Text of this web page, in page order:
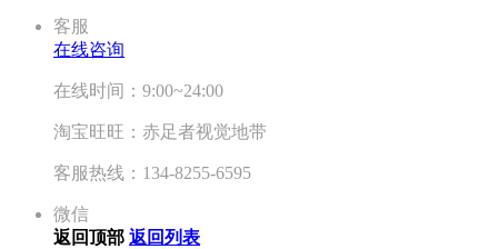
客服
在线咨询
在线时间：9:00~24:00
淘宝旺旺：赤足者视觉地带
客服热线：134-8255-6595
微信
返回顶部 返回列表